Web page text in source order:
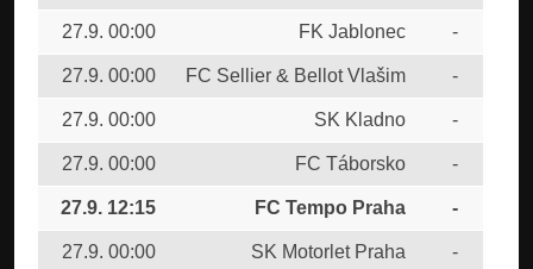
27.9. 00:00 FK Jablonec -
27.9. 00:00 FC Sellier & Bellot Vlašim -
27.9. 00:00 SK Kladno -
27.9. 00:00 FC Táborsko -
27.9. 12:15 FC Tempo Praha -
27.9. 00:00 SK Motorlet Praha -